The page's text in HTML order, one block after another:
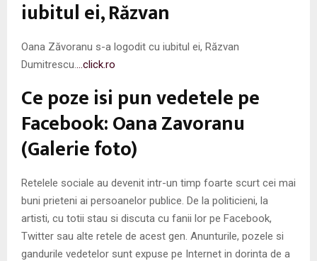
U
iubitul ei, Răzvan
Oana Zăvoranu s-a logodit cu iubitul ei, Răzvan
Dumitrescu.
…click.ro
Ce poze isi pun vedetele pe
Facebook: Oana Zavoranu
(Galerie foto)
Retelele sociale au devenit intr-un timp foarte scurt cei mai
buni prieteni ai persoanelor publice. De la politicieni, la
artisti, cu totii stau si discuta cu fanii lor pe Facebook,
Twitter sau alte retele de acest gen. Anunturile, pozele si
gandurile vedetelor sunt expuse pe Internet in dorinta de a